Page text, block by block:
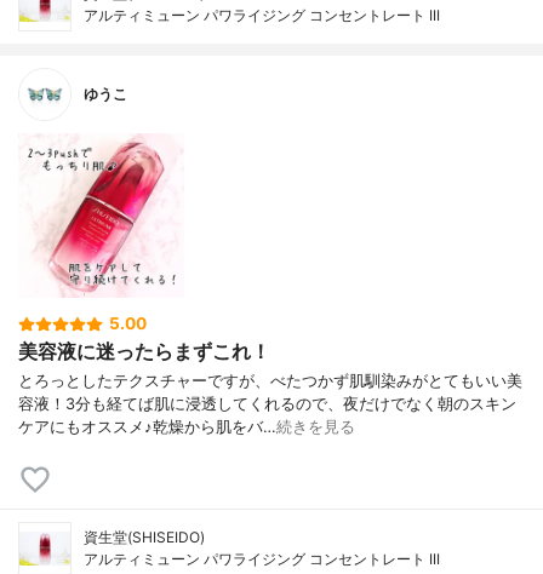
アルティミューン パワライジング コンセントレート III
ゆうこ
5.00
美容液に迷ったらまずこれ！
とろっとしたテクスチャーですが、べたつかず肌馴染みがとてもいい美
容液！3分も経てば肌に浸透してくれるので、夜だけでなく朝のスキン
ケアにもオススメ♪乾燥から肌をバ…続きを見る
資生堂(SHISEIDO)
アルティミューン パワライジング コンセントレート III